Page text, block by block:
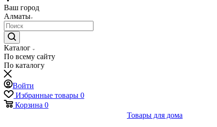
Ваш город
Алматы
Каталог
По всему сайту
По каталогу
Войти
Избранные товары 0
Корзина 0
Товары для дома